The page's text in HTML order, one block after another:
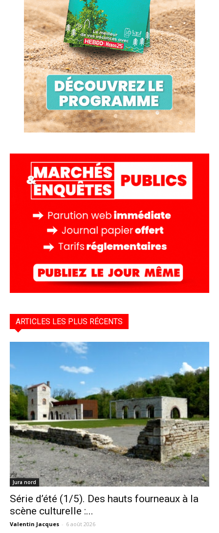
ARTICLES LES PLUS RÉCENTS
Jura nord
Série d’été (1/5). Des hauts fourneaux à la
scène culturelle :...
Valentin Jacques - 6 août 2026